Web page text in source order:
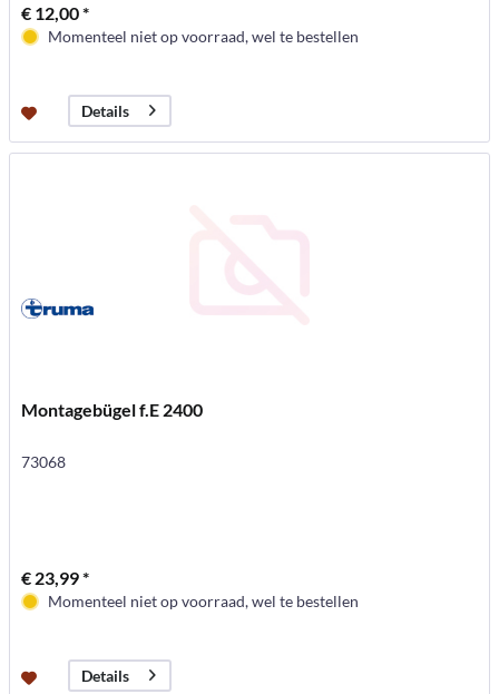
€ 12,00 *
Momenteel niet op voorraad, wel te bestellen
Details
Montagebügel f.E 2400
73068
€ 23,99 *
Momenteel niet op voorraad, wel te bestellen
Details